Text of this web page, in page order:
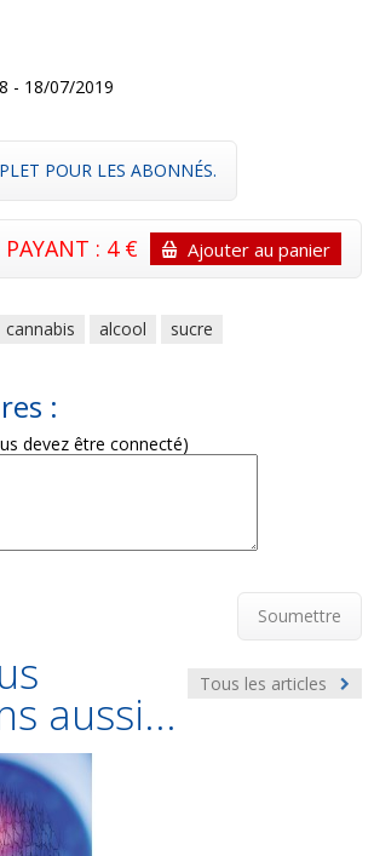
- 18/07/2019
POUR LES ABONNÉS.
PAYANT : 4 € Ajouter au panier
cannabis alcool sucre
:
devez être connecté)
Soumettre
Tous les articles
aussi...